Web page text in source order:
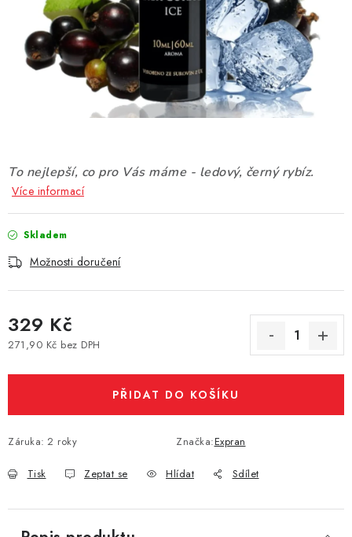
BATERIE A NABÍJEČKY
GRIPY & MODY
JEDNORÁZOVÉ A DOBÍJECÍ E-CIGARETY
PŘÍSLUŠENSTVÍ
ZNAČKY
To nejlepší, co pro Vás máme - ledový, černý rybíz.
Více informací
Skladem
Možnosti doručení
329 Kč
271,90 Kč bez DPH
PŘIDAT DO KOŠÍKU
Záruka: 2 roky Značka:Expran
Tisk Zeptat se Hlídat Sdílet